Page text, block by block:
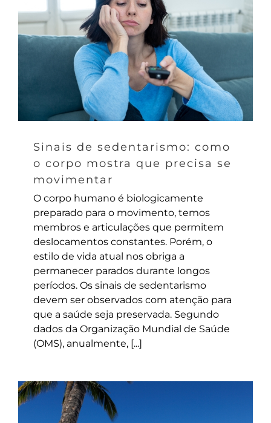
Sinais de sedentarismo: como
o corpo mostra que precisa se
movimentar
O corpo humano é biologicamente
preparado para o movimento, temos
membros e articulações que permitem
deslocamentos constantes. Porém, o
estilo de vida atual nos obriga a
permanecer parados durante longos
períodos. Os sinais de sedentarismo
devem ser observados com atenção para
que a saúde seja preservada. Segundo
dados da Organização Mundial de Saúde
(OMS), anualmente, [...]